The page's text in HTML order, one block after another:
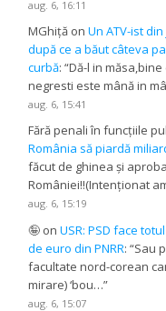
aug. 6, 16:11
MGhiță onUn ATV-ist
după ce a băut câteva
curbă: “Dă-l in
negresti este mână in
aug. 6, 15:41
Fără penali în funcțiile
România să piardă
făcut de ghinea și
României!!(Intenționat
aug. 6, 15:19
🤪 onUSR: PSD face
de euro din PNRR: “Sau
facultate nord-corean
mirare) ‘bou…”
aug. 6, 15:07